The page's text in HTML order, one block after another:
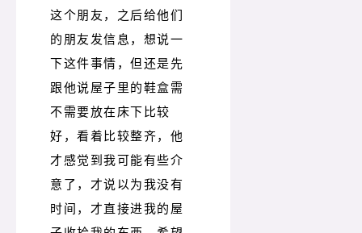
这个朋友，之后给他们
的朋友发信息，想说一
下这件事情，但还是先
跟他说屋子里的鞋盒需
不需要放在床下比较
好，看着比较整齐，他
才感觉到我可能有些介
意了，才说以为我没有
时间，才直接进我的屋